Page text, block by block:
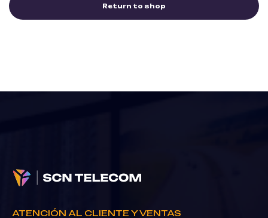
Return to shop
ATENCIÓN AL CLIENTE Y VENTAS